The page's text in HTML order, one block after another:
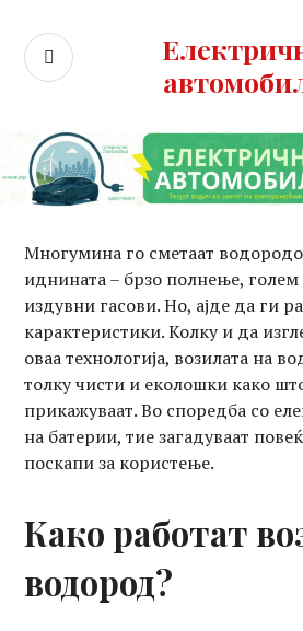
content
SEARCH
Многумина го сметаат
иднината – брзо полнење, голем
издувни гасови. Но, ајде да ги
карактеристики. Колку и да
оваа технологија, возилата на
толку чисти и еколошки како
прикажуваат. Во споредба со
на батерии, тие загадуваат
поскапи за користење.
Како работат
водород?